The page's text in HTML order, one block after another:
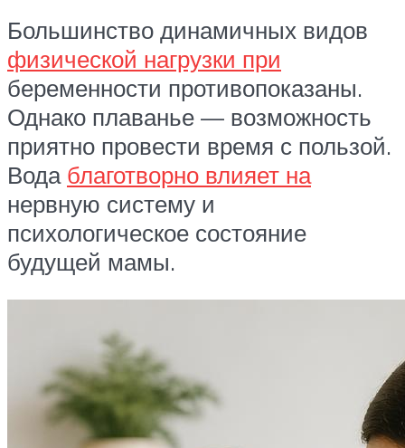
Большинство динамичных видов
физической нагрузки при
беременности противопоказаны.
Однако плаванье — возможность
приятно провести время с пользой.
Вода благотворно влияет на
нервную систему и
психологическое состояние
будущей мамы.